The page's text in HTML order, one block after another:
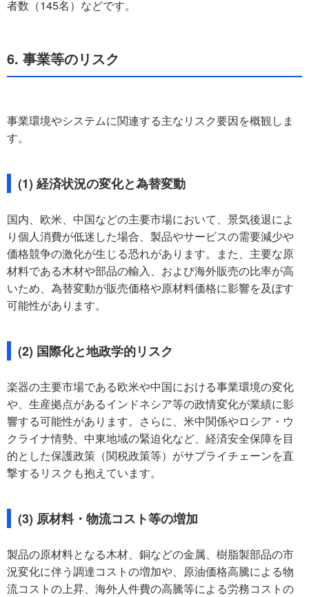
者数（145名）などです。
6. 事業等のリスク
事業環境やシステムに関連する主なリスク要因を概観しま
す。
(1) 経済状況の変化と為替変動
国内、欧米、中国などの主要市場において、景気後退によ
り個人消費が低迷した場合、製品やサービスの需要減少や
価格競争の激化が生じる恐れがあります。また、主要な原
材料である木材や部品の輸入、および海外販売の比率が高
いため、為替変動が販売価格や原材料価格に影響を及ぼす
可能性があります。
(2) 国際化と地政学的リスク
楽器の主要市場である欧米や中国における事業環境の変化
や、生産拠点があるインドネシア等の政情変化が業績に影
響する可能性があります。さらに、米中関係やロシア・ウ
クライナ情勢、中東地域の緊迫化など、経済安全保障を目
的とした保護政策（関税政策等）がサプライチェーンを直
撃するリスクも抱えています。
(3) 原材料・物流コスト等の増加
製品の原材料となる木材、銅などの金属、樹脂製部品の市
況変化に伴う調達コストの増加や、原油価格高騰による物
流コストの上昇、海外人件費の高騰等による労務コストの